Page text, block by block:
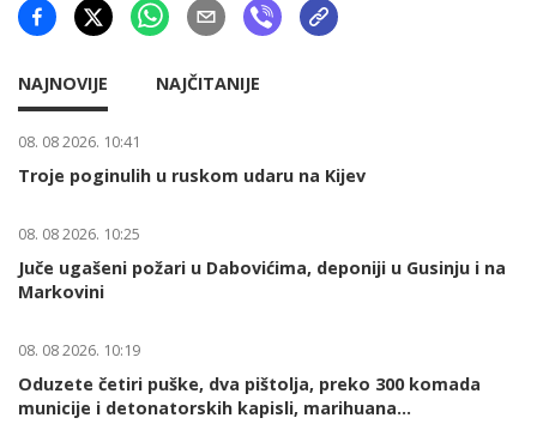
NAJNOVIJE NAJČITANIJE
08. 08 2026. 10:41
Troje poginulih u ruskom udaru na Kijev
08. 08 2026. 10:25
Juče ugašeni požari u Dabovićima, deponiji u Gusinju i na
Markovini
08. 08 2026. 10:19
Oduzete četiri puške, dva pištolja, preko 300 komada
municije i detonatorskih kapisli, marihuana...